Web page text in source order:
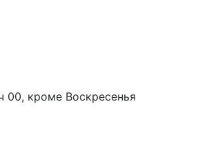
00, кроме Воскресенья